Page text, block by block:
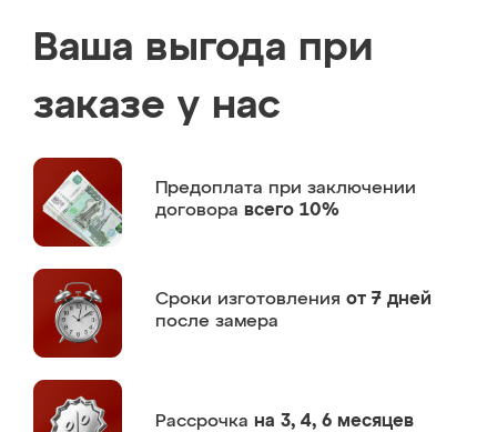
Ваша выгода при
заказе у нас
Предоплата при заключении
договора всего 10%
Сроки изготовления от 7 дней
после замера
Рассрочка на 3, 4, 6 месяцев